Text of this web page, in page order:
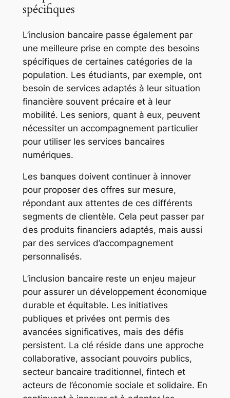
spécifiques
L’inclusion bancaire passe également par
une meilleure prise en compte des besoins
spécifiques de certaines catégories de la
population. Les étudiants, par exemple, ont
besoin de services adaptés à leur situation
financière souvent précaire et à leur
mobilité. Les seniors, quant à eux, peuvent
nécessiter un accompagnement particulier
pour utiliser les services bancaires
numériques.
Les banques doivent continuer à innover
pour proposer des offres sur mesure,
répondant aux attentes de ces différents
segments de clientèle. Cela peut passer par
des produits financiers adaptés, mais aussi
par des services d’accompagnement
personnalisés.
L’inclusion bancaire reste un enjeu majeur
pour assurer un développement économique
durable et équitable. Les initiatives
publiques et privées ont permis des
avancées significatives, mais des défis
persistent. La clé réside dans une approche
collaborative, associant pouvoirs publics,
secteur bancaire traditionnel, fintech et
acteurs de l’économie sociale et solidaire. En